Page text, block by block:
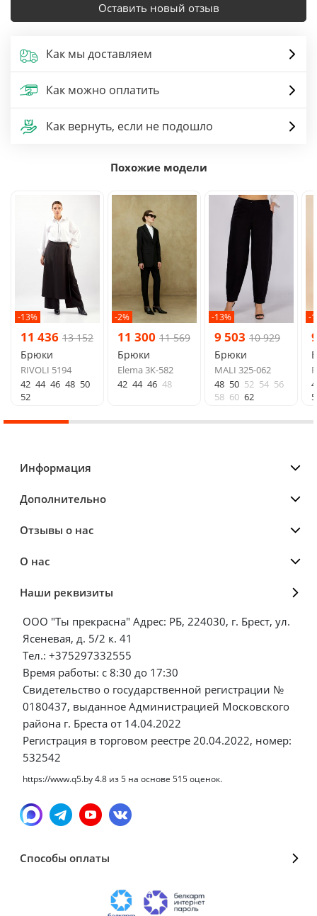
Оставить новый отзыв
Как мы доставляем
Как можно оплатить
Как вернуть, если не подошло
Похожие модели
-13%
11 436 13 152
Брюки
RIVOLI 5194
42 44 46 48 50
52
-2%
11 300 11 569
Брюки
Elema 3К-582
42 44 46 48
-13%
9 503 10 929
Брюки
MALI 325-062
48 50 52 54 56
58 60 62
-
Информация
Дополнительно
Отзывы о нас
О нас
Наши реквизиты
ООО "Ты прекрасна" Адрес: РБ, 224030, г. Брест, ул.
Ясеневая, д. 5/2 к. 41
Тел.: +375297332555
Время работы: с 8:30 до 17:30
Свидетельство о государственной регистрации №
0180437, выданное Администрацией Московского
района г. Бреста от 14.04.2022
Регистрация в торговом реестре 20.04.2022, номер:
532542
https://www.q5.by4.8 из5 на основе 515оценок.
Способы оплаты